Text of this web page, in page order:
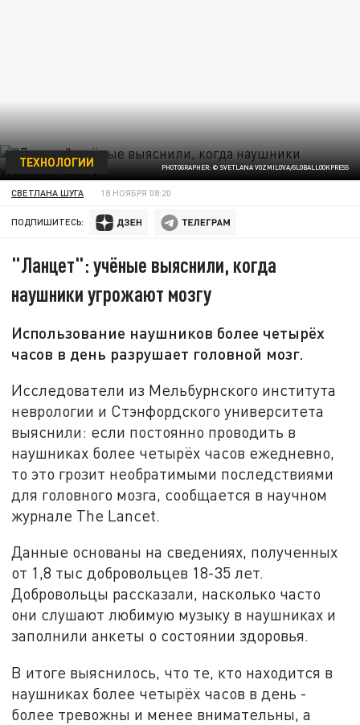
PHOTOGRAPHER: © SVETLANA VOZMILOVA/GLOBALLOOKPRESS
ТЕХНОЛОГИИ
СВЕТЛАНА ШУГА 18 НОЯБРЯ 08:20
ПОДПИШИТЕСЬ:
"Ланцет": учёные выяснили, когда
наушники угрожают мозгу
Использование наушников более четырёх
часов в день разрушает головной мозг.
Исследователи из Мельбурнского института
неврологии и Стэнфордского университета
выяснили: если постоянно проводить в
наушниках более четырёх часов ежедневно,
то это грозит необратимыми последствиями
для головного мозга, сообщается в научном
журнале The Lancet.
Данные основаны на сведениях, полученных
от 1,8 тыс добровольцев 18-35 лет.
Добровольцы рассказали, насколько часто
они слушают любимую музыку в наушниках и
заполнили анкеты о состоянии здоровья.
В итоге выяснилось, что те, кто находится в
наушниках более четырёх часов в день -
более тревожны и менее внимательны, а